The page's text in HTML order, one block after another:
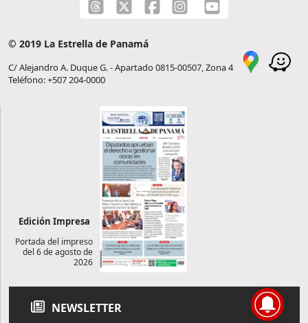
© 2019 La Estrella de Panamá
C/ Alejandro A. Duque G. - Apartado 0815-00507, Zona 4
Teléfono: +507 204-0000
Edición Impresa
Portada del impreso
del 6 de agosto de
2026
NEWSLETTER